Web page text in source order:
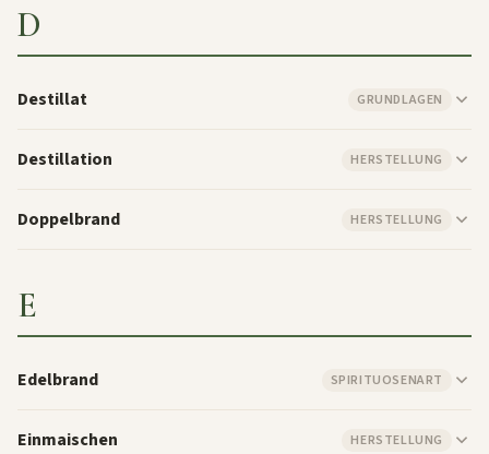
D
Destillat GRUNDLAGEN
Destillation HERSTELLUNG
Doppelbrand HERSTELLUNG
E
Edelbrand SPIRITUOSENART
Einmaischen HERSTELLUNG